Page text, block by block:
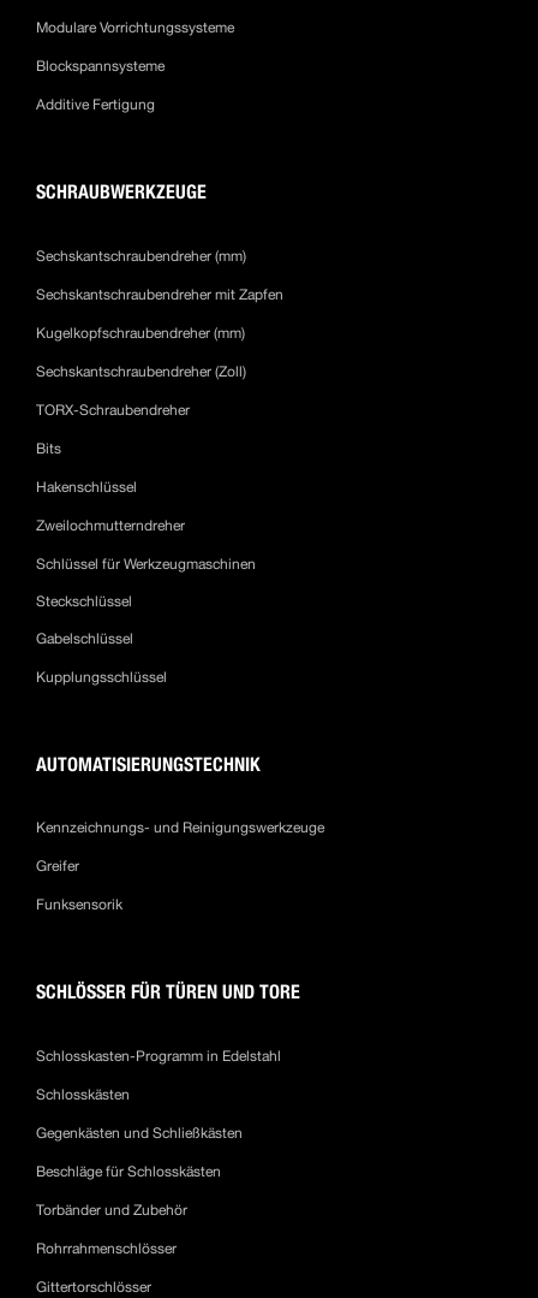
Modulare Vorrichtungssysteme
Blockspannsysteme
Additive Fertigung
SCHRAUBWERKZEUGE
Sechskantschraubendreher (mm)
Sechskantschraubendreher mit Zapfen
Kugelkopfschraubendreher (mm)
Sechskantschraubendreher (Zoll)
TORX-Schraubendreher
Bits
Hakenschlüssel
Zweilochmutterndreher
Schlüssel für Werkzeugmaschinen
Steckschlüssel
Gabelschlüssel
Kupplungsschlüssel
AUTOMATISIERUNGSTECHNIK
Kennzeichnungs- und Reinigungswerkzeuge
Greifer
Funksensorik
SCHLÖSSER FÜR TÜREN UND TORE
Schlosskasten-Programm in Edelstahl
Schlosskästen
Gegenkästen und Schließkästen
Beschläge für Schlosskästen
Torbänder und Zubehör
Rohrrahmenschlösser
Gittertorschlösser